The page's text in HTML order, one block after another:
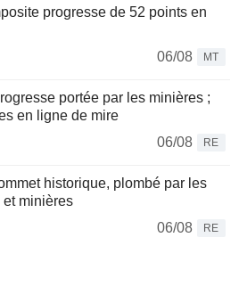
progresse de 52 points en
06/08
MT
portée par les minières ;
en ligne de mire
06/08
RE
historique, plombé par les
minières
06/08
RE